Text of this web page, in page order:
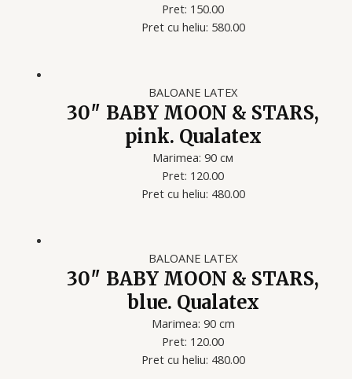
Pret: 150.00
Pret cu heliu: 580.00
BALOANE LATEX
30″ BABY MOON & STARS,
pink. Qualatex
Marimea: 90 см
Pret: 120.00
Pret cu heliu: 480.00
BALOANE LATEX
30″ BABY MOON & STARS,
blue. Qualatex
Marimea: 90 cm
Pret: 120.00
Pret cu heliu: 480.00